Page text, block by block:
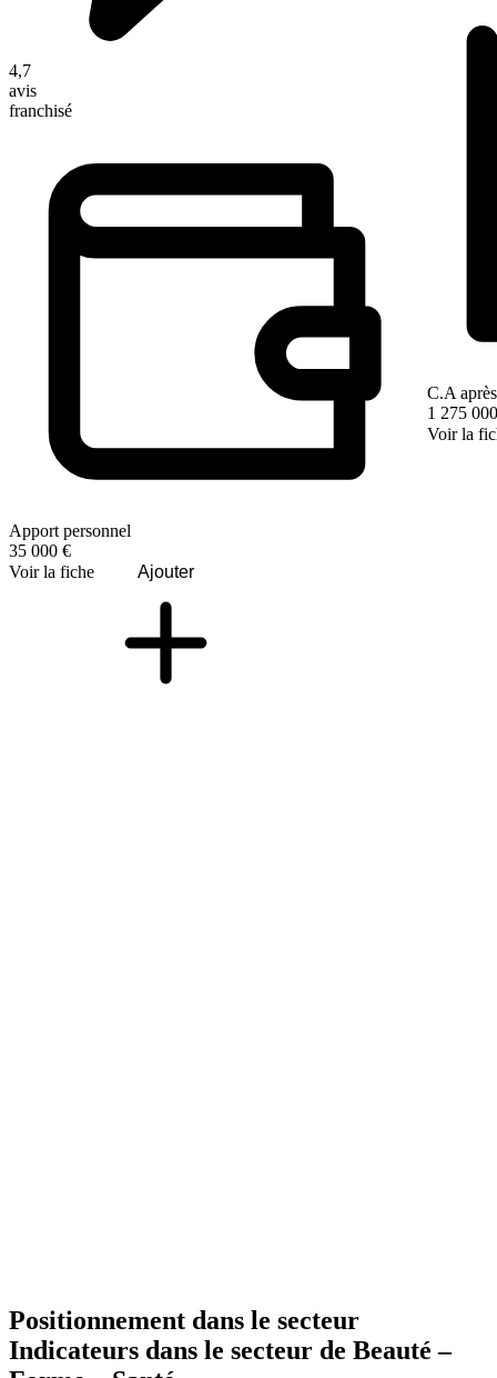
4,7
avis
franchisé
Apport personnel
35 000 €
Voir la fiche
Ajouter
C.A
1 275
Voir la
Positionnement dans le secteur
Indicateurs dans le secteur de Beauté –